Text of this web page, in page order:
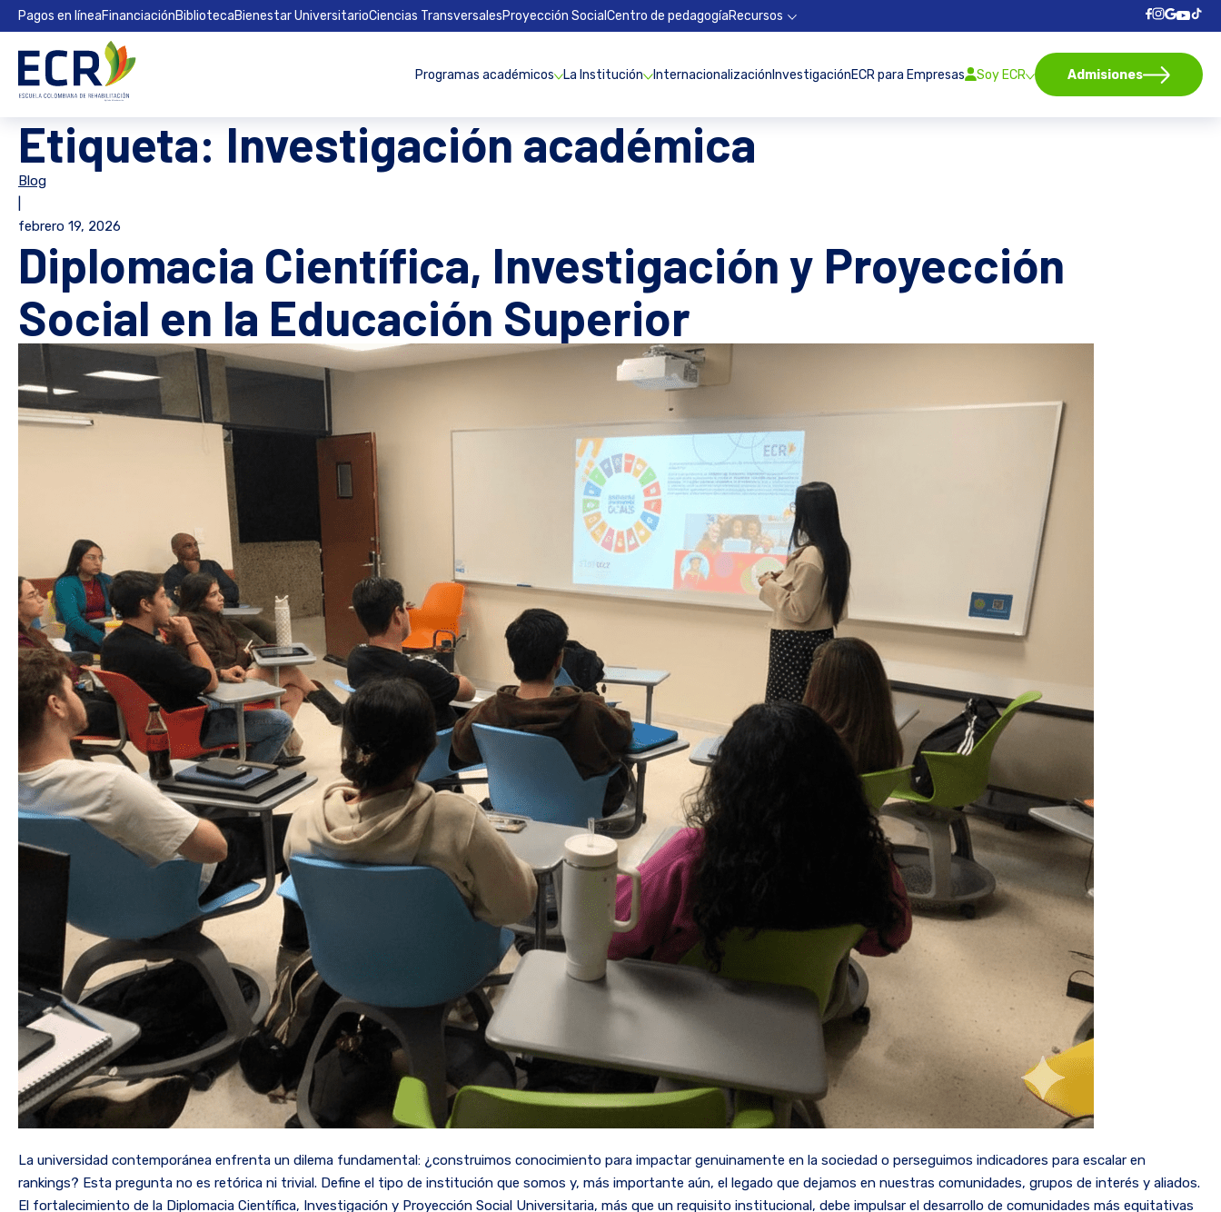
Pagos en líneaFinanciaciónBibliotecaBienestar UniversitarioCiencias TransversalesProyección Social Centro de pedagogíaRecursos
Programas académicos La Institución Internacionalización InvestigaciónECR para Empresas Soy ECR Admisiones
Etiqueta: Investigación académica
Blog
febrero 19, 2026
Diplomacia Científica, Investigación y Proyección
Social en la Educación Superior
La universidad contemporánea enfrenta un dilema fundamental: ¿construimos conocimiento para impactar genuinamente en la sociedad o perseguimos indicadores para escalar en
rankings? Esta pregunta no es retórica ni trivial. Define el tipo de institución que somos y, más importante aún, el legado que dejamos en nuestras comunidades, grupos de interés y aliados.
El fortalecimiento de la Diplomacia Científica, Investigación y Proyección Social Universitaria, más que un requisito institucional, debe impulsar el desarrollo de comunidades más equitativas